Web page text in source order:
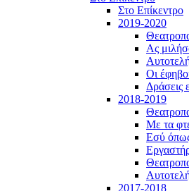
Στο Επίκεντρο
2019-2020
Ας
Οι
Δράσεις
2018-2019
Με τα
Εσύ
2017-2018